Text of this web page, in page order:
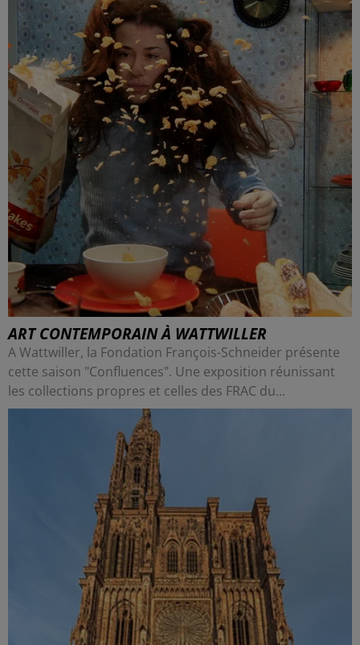
ART CONTEMPORAIN À WATTWILLER
A Wattwiller, la Fondation François-Schneider présente
cette saison "Confluences". Une exposition réunissant
les collections propres et celles des FRAC du...